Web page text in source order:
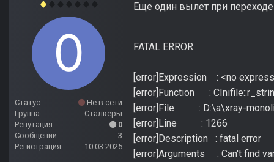
Статус
Не в сети
Группа
Сталкеры
Репутация
0
Сообщений
3
Регистрация
10.03.2025
Еще один вылет при
FATAL ERROR
[error]Expression : <no
[error]Function :
[error]File : D:\a\xray-
[error]Line : 1266
[error]Description : fatal error
[error]Arguments : Can't find